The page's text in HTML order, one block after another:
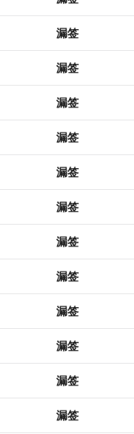
漏签
漏签
漏签
漏签
漏签
漏签
漏签
漏签
漏签
漏签
漏签
漏签